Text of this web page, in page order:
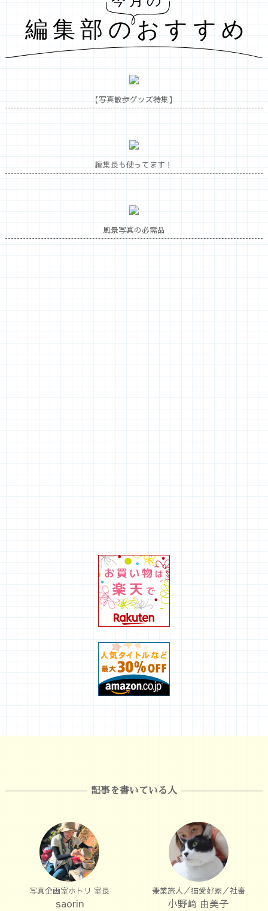
【写真散歩グッズ特集】
編集長も使ってます！
風景写真の必需品
記事を書いている人
写真企画室ホトリ 室長
saorin
兼業旅人／猫愛好家／社畜
小野﨑 由美子